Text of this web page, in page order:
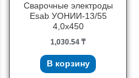
Сварочные электроды
Esab УОНИИ-13/55
4,0х450
1,030.54 ₸
В корзину